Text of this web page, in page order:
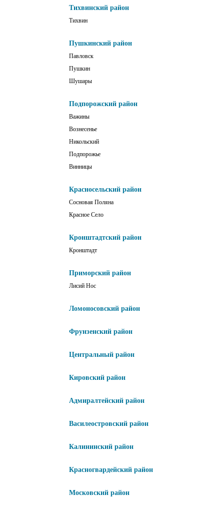
Тихвинский район
Тихвин
Пушкинский район
Павловск
Пушкин
Шушары
Подпорожский район
Важины
Вознесенье
Никольский
Подпорожье
Винницы
Красносельский район
Сосновая Поляна
Красное Село
Кронштадтский район
Кронштадт
Приморский район
Лисий Нос
Ломоносовский район
Фрунзенский район
Центральный район
Кировский район
Адмиралтейский район
Василеостровский район
Калининский район
Красногвардейский район
Московский район